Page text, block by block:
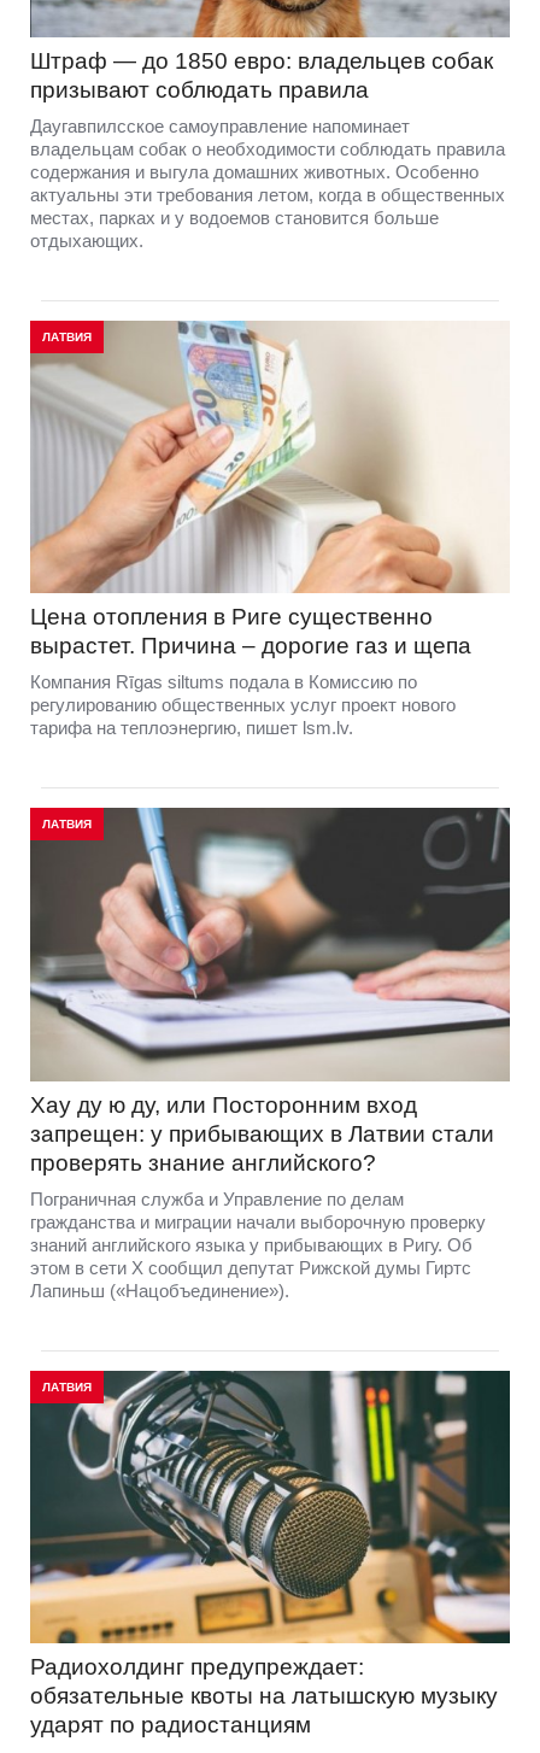
Штраф — до 1850 евро: владельцев собак
призывают соблюдать правила
Даугавпилсское самоуправление напоминает
владельцам собак о необходимости соблюдать правила
содержания и выгула домашних животных. Особенно
актуальны эти требования летом, когда в общественных
местах, парках и у водоемов становится больше
отдыхающих.
ЛАТВИЯ
Цена отопления в Риге существенно
вырастет. Причина – дорогие газ и щепа
Компания Rīgas siltums подала в Комиссию по
регулированию общественных услуг проект нового
тарифа на теплоэнергию, пишет lsm.lv.
ЛАТВИЯ
Хау ду ю ду, или Посторонним вход
запрещен: у прибывающих в Латвии стали
проверять знание английского?
Пограничная служба и Управление по делам
гражданства и миграции начали выборочную проверку
знаний английского языка у прибывающих в Ригу. Об
этом в сети Х сообщил депутат Рижской думы Гиртс
Лапиньш («Нацобъединение»).
ЛАТВИЯ
Радиохолдинг предупреждает:
обязательные квоты на латышскую музыку
ударят по радиостанциям